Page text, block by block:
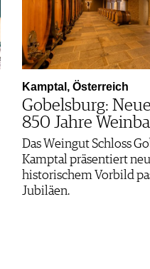
Kamptal, Österreich
Gobelsburg:
850 Jahre
Das Weingut Schloss
Kamptal präsentiert
historischem Vorbild
Jubiläen.